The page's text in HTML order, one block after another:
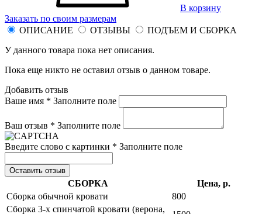
В корзину
Заказать по своим размерам
ОПИСАНИЕ
ОТЗЫВЫ
ПОДЪЕМ И СБОРКА
У данного товара пока нет описания.
Пока еще никто не оставил отзыв о данном товаре.
Добавить отзыв
Ваше имя * Заполните поле
Ваш отзыв * Заполните поле
Введите слово с картинки * Заполните поле
Оставить отзыв
СБОРКА
Цена, р.
Сборка обычной кровати
800
Сборка 3-х спинчатой кровати (верона,